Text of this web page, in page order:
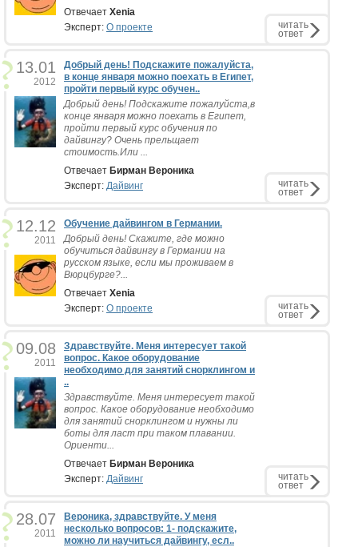
Отвечает Xenia
Эксперт: О проекте читать
ответ
13.01
2012
Добрый день! Подскажите пожалуйста,
в конце января можно поехать в Египет,
пройти первый курс обучен..
Добрый день! Подскажите пожалуйста,в
конце января можно поехать в Египет,
пройти первый курс обучения по
дайвингу? Очень прельщает
стоимость.Или ...
Отвечает Бирман Вероника
Эксперт: Дайвинг читать
ответ
12.12
2011
Обучение дайвингом в Германии.
Добрый день! Скажите, где можно
обучиться дайвингу в Германии на
русском языке, если мы проживаем в
Вюрцбурге?...
Отвечает Xenia
Эксперт: О проекте читать
ответ
09.08
2011
Здравствуйте. Меня интересует такой
вопрос. Какое оборудование
необходимо для занятий снорклингом и
..
Здравствуйте. Меня интересует такой
вопрос. Какое оборудование необходимо
для занятий снорклингом и нужны ли
боты для ласт при таком плавании.
Ориенти...
Отвечает Бирман Вероника
Эксперт: Дайвинг читать
ответ
28.07
2011
Вероника, здравствуйте. У меня
несколько вопросов: 1- подскажите,
можно ли научиться дайвингу, есл..